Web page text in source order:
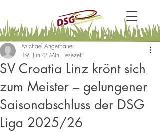
SV Croatia Linz krönt sich
zum Meister – gelungener
Saisonabschluss der DSG
Liga 2025/26
Michael Angerbauer
19. Juni 2 Min. Lesezeit